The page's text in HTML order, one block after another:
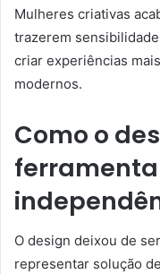
Mulheres criativas
trazerem
criar experiências
modernos.
Como o
O design deixou de
representar solução